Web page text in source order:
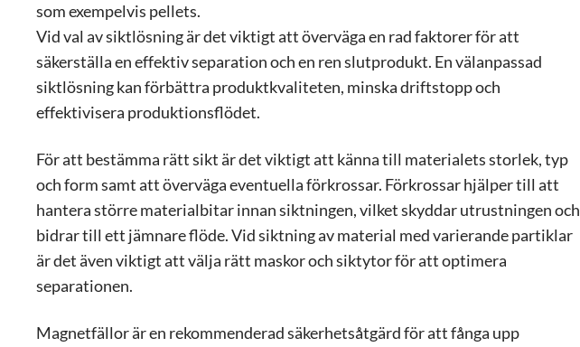
som exempelvis pellets.
Vid val av siktlösning är det viktigt att överväga en rad faktorer för att
säkerställa en effektiv separation och en ren slutprodukt. En välanpassad
siktlösning kan förbättra produktkvaliteten, minska driftstopp och
effektivisera produktionsflödet.
För att bestämma rätt sikt är det viktigt att känna till materialets storlek, typ
och form samt att överväga eventuella förkrossar. Förkrossar hjälper till att
hantera större materialbitar innan siktningen, vilket skyddar utrustningen och
bidrar till ett jämnare flöde. Vid siktning av material med varierande partiklar
är det även viktigt att välja rätt maskor och siktytor för att optimera
separationen.
Magnetfällor är en rekommenderad säkerhetsåtgärd för att fånga upp